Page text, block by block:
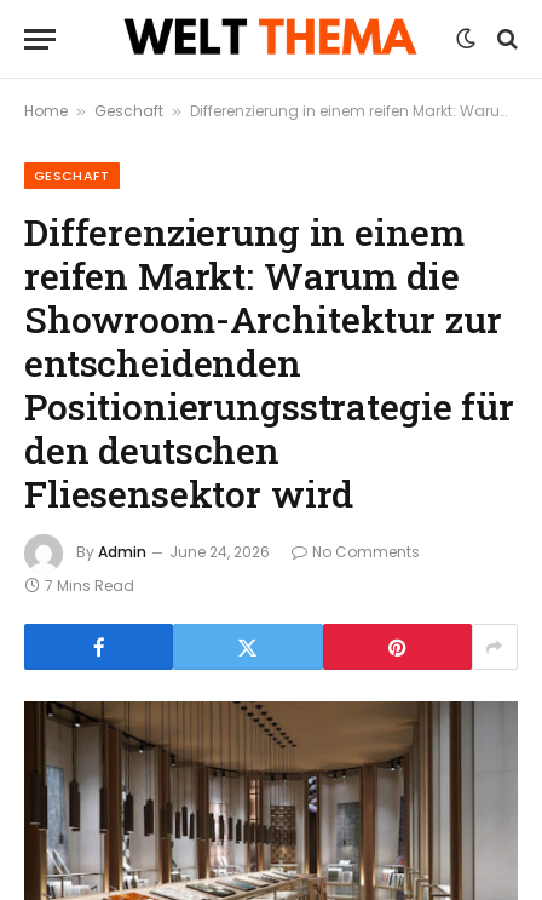
Home » Geschaft » Differenzierung in einem reifen Markt: Warum die Showroom-Architektur zur entscheidenden Positionierungsstrategie für den deutschen Fliesensektor wird
GESCHAFT
Differenzierung in einem
reifen Markt: Warum die
Showroom-Architektur zur
entscheidenden
Positionierungsstrategie für
den deutschen
Fliesensektor wird
ByAdmin June 24, 2026
No Comments
7 Mins Read